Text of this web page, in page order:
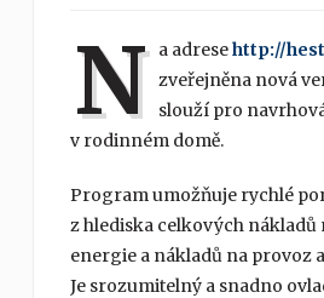
N a adresehttp://
zveřejněna nová
slouží pro
v rodinném domě.
Program umožňuje rychlé
z hlediska celkových
energie a nákladů na provoz
Je srozumitelný a snadno